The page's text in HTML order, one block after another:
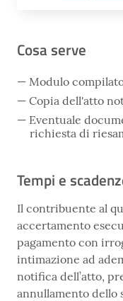
Cosa serve
Modulo
Copia dell'atto
Eventuale
richiesta di
Tempi e
Il contribuente al
accertamento
pagamento con
intimazione ad
notifica dell’atto,
annullamento dello